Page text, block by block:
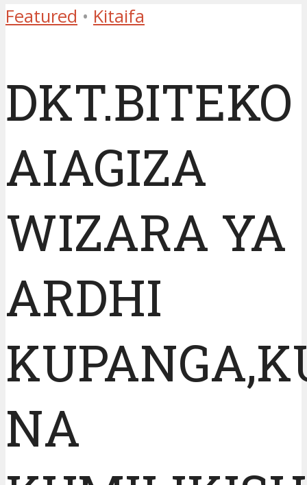
Featured • Kitaifa
DKT.BITEKO
AIAGIZA
WIZARA YA
ARDHI
NA